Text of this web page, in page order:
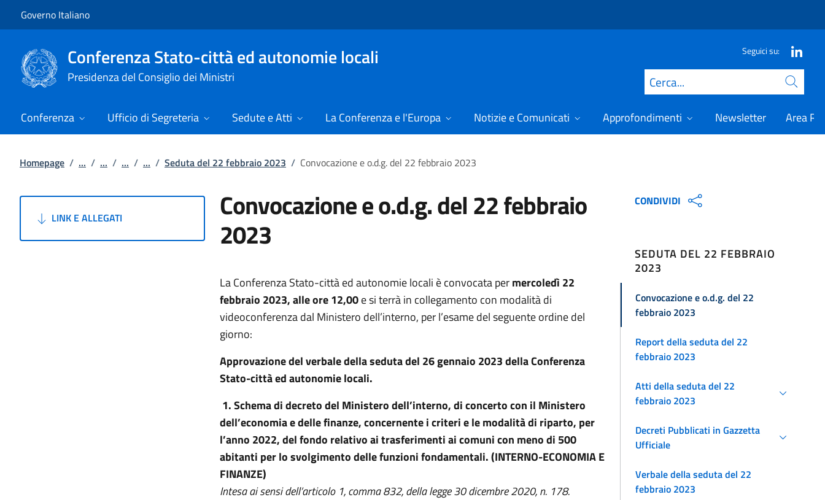
Governo Italiano
Conferenza Stato-città ed autonomie locali
Presidenza del Consiglio dei Ministri
Seguici su:
Cerca
Conferenza Ufficio di Segreteria Sedute e Atti La Conferenza e l'Europa Notizie e Comunicati Approfondimenti Newsletter Area
Homepage / ... / ... / ... / ... / Seduta del 22 febbraio 2023 / Convocazione e o.d.g. del 22 febbraio 2023
LINK E ALLEGATI Convocazione e o.d.g. del 22 febbraio
2023
La Conferenza Stato-città ed autonomie locali è convocata permercoledì 22
febbraio 2023, alle ore 12,00e si terrà in collegamento con modalità di
videoconferenza dal Ministero dell’interno, per l’esame del seguente ordine del
giorno:
Approvazione del verbale della seduta del 26 gennaio 2023 della Conferenza
Stato-città ed autonomie locali.
1.Schema di decreto del Ministero dell’interno, di concerto con il Ministero
dell’economia e delle finanze, concernente i criteri e le modalità di riparto, per
l’anno 2022, del fondo relativo ai trasferimenti ai comuni con meno di 500
abitanti per lo svolgimento delle funzioni fondamentali. (INTERNO-ECONOMIA E
FINANZE)
Intesa ai sensi dell’articolo 1, comma 832, della legge 30 dicembre 2020, n. 178.
CONDIVIDI
SEDUTA DEL 22 FEBBRAIO
2023
Convocazione e o.d.g. del 22
febbraio 2023
Report della seduta del 22
febbraio 2023
Atti della seduta del 22
febbraio 2023
Decreti Pubblicati in Gazzetta
Ufficiale
Verbale della seduta del 22
febbraio 2023